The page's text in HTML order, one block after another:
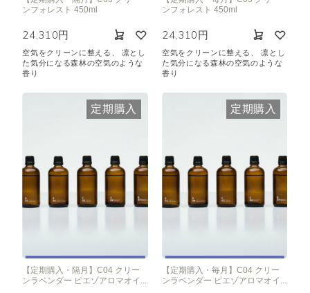
ンフォレスト 450ml
24,310円
空気をクリーンに整える、 凛とし
た気分になる森林の空気のような
香り
ンフォレスト 450ml
24,310円
空気をクリーンに整える、 凛とし
た気分になる森林の空気のような
香り
定期購入
【定期購入・隔月】C04 クリー
ンラベンダー ピエゾアロマオイ...
定期購入
【定期購入・毎月】C04 クリー
ンラベンダー ピエゾアロマオイ...